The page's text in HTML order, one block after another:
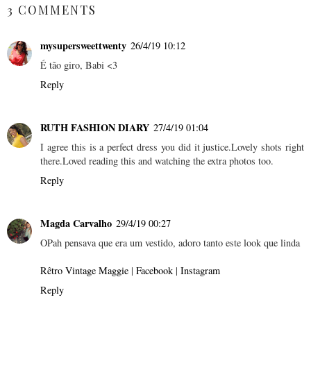
3 COMMENTS
mysupersweettwenty 26/4/19 10:12
É tão giro, Babi <3
Reply
RUTH FASHION DIARY 27/4/19 01:04
I agree this is a perfect dress you did it justice.Lovely shots right
there.Loved reading this and watching the extra photos too.
Reply
Magda Carvalho 29/4/19 00:27
OPah pensava que era um vestido, adoro tanto este look que linda
Rêtro Vintage Maggie | Facebook | Instagram
Reply